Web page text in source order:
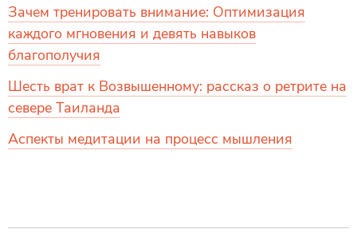
Зачем тренировать внимание: Оптимизация
каждого мгновения и девять навыков
благополучия
Шесть врат к Возвышенному: рассказ о ретрите на
севере Таиланда
Аспекты медитации на процесс мышления